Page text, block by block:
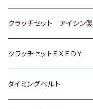
スバル
スバル
ダイハツ
マツダ
三菱
ＷＡＧＥＮ
アストロ（シボレー）
クライスラー
ＶＯＬＶＯ
スズキ
日産
ダイハツ
ダイハツ
日産
ホンダ
トヨタ
クラッチセット アイシン製
ホンダ
スズキ
クラッチセットＥＸＥＤＹ
ホンダ
タイミングベルト